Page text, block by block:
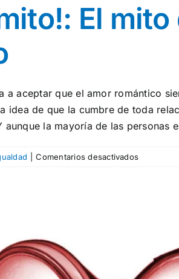
El mito
a aceptar que el amor romántico
idea de que la cumbre de toda
la mayoría de las personas
Comentarios desactivadosen